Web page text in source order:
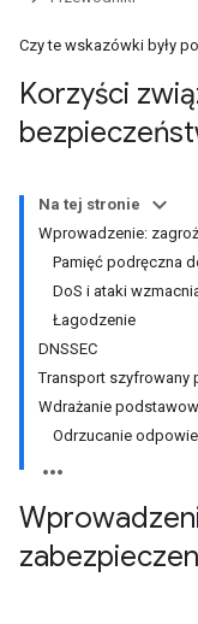
Czy te wskazówki były
Korzyści
Na tej stronie
Wprowadzenie:
Pamięć podręczna
DoS i ataki
Łagodzenie
DNSSEC
Transport szyfrowany
Wdrażanie
Odrzucanie